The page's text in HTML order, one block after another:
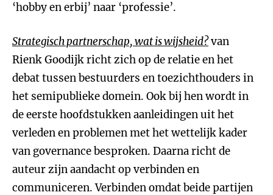
‘hobby en erbij’ naar ‘professie’.
Strategisch partnerschap, wat is wijsheid?van
Rienk Goodijk richt zich op de relatie en het
debat tussen bestuurders en toezichthouders in
het semipublieke domein. Ook bij hen wordt in
de eerste hoofdstukken aanleidingen uit het
verleden en problemen met het wettelijk kader
van governance besproken. Daarna richt de
auteur zijn aandacht op verbinden en
communiceren. Verbinden omdat beide partijen